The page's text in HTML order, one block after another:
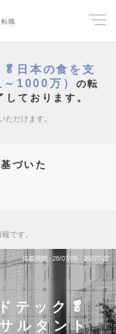
職
日本の食を支
1000万） の転
ております。
ただけます。
づいた
です。
掲載期間 26/07/09～26/07/22
テック🥬
ルタント